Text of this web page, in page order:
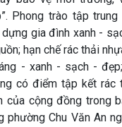
Phong trào tập
gia đình xanh -
hạn chế rác thải
- xanh - sạch -
có điểm tập kết rác
của cộng đồng trong
phường Chu Văn An